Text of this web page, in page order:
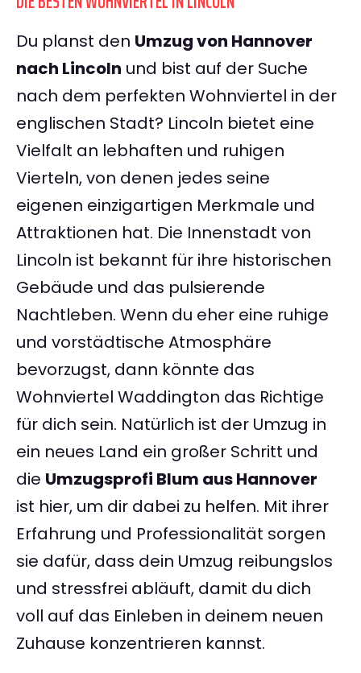
Du planst den Umzug von Hannover
nach Lincoln und bist auf der Suche
nach dem perfekten Wohnviertel in der
englischen Stadt? Lincoln bietet eine
Vielfalt an lebhaften und ruhigen
Vierteln, von denen jedes seine
eigenen einzigartigen Merkmale und
Attraktionen hat. Die Innenstadt von
Lincoln ist bekannt für ihre historischen
Gebäude und das pulsierende
Nachtleben. Wenn du eher eine ruhige
und vorstädtische Atmosphäre
bevorzugst, dann könnte das
Wohnviertel Waddington das Richtige
für dich sein. Natürlich ist der Umzug in
ein neues Land ein großer Schritt und
die Umzugsprofi Blum aus Hannover
ist hier, um dir dabei zu helfen. Mit ihrer
Erfahrung und Professionalität sorgen
sie dafür, dass dein Umzug reibungslos
und stressfrei abläuft, damit du dich
voll auf das Einleben in deinem neuen
Zuhause konzentrieren kannst.